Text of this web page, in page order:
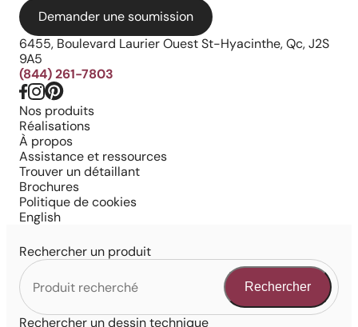
Demander une soumission
6455, Boulevard Laurier Ouest St-Hyacinthe, Qc, J2S
9A5
(844) 261-7803
Nos produits
Réalisations
À propos
Assistance et ressources
Trouver un détaillant
Brochures
Politique de cookies
English
Rechercher un produit
Rechercher
Rechercher un dessin technique